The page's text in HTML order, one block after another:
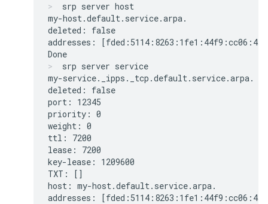
srp server host
my-host.default.service.arpa.
deleted: false
addresses:
srp server service
my-service._ipps._tcp.default.service.arpa.
deleted: false
port: 12345
priority: 0
weight: 0
ttl: 7200
lease: 7200
key-lease: 1209600
TXT: []
host: my-host.default.service.arpa.
addresses: